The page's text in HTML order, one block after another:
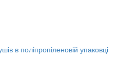
в поліпропіленовій упаковці